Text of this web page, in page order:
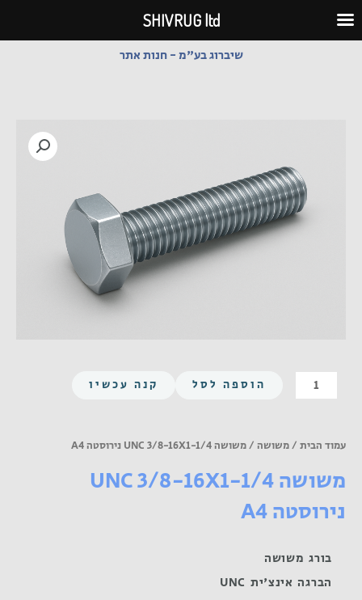
לתוכן
שיברוג בע"מ - חנות אתר
כמות
של
16X1-
נירוסטה
הוספה לסל קנה עכשיו
עמוד הבית /משושה / משושה UNC 3/8-16X1-1/4 נירוסטה A4
משושה UNC 3/8-16X1-1/4
נירוסטה A4
בורג משושה
הברגה אינצ'ית UNC
SHIVRUG ltd